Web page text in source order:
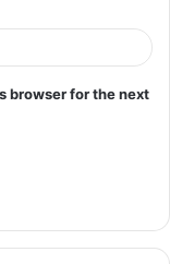
browser for the next